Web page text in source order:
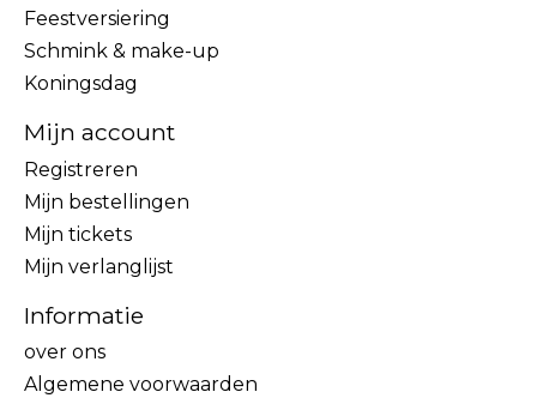
Feestversiering
Schmink & make-up
Koningsdag
Mijn account
Registreren
Mijn bestellingen
Mijn tickets
Mijn verlanglijst
Informatie
over ons
Algemene voorwaarden